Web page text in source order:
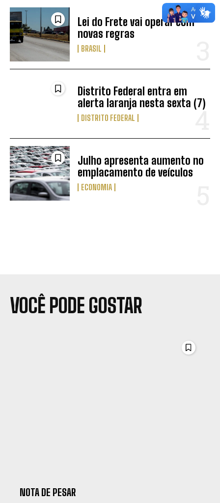
Lei do Frete vai operar com
novas regras
BRASIL
Distrito Federal entra em
alerta laranja nesta sexta (7)
DISTRITO FEDERAL
Julho apresenta aumento no
emplacamento de veículos
ECONOMIA
VOCÊ PODE GOSTAR
NOTA DE PESAR